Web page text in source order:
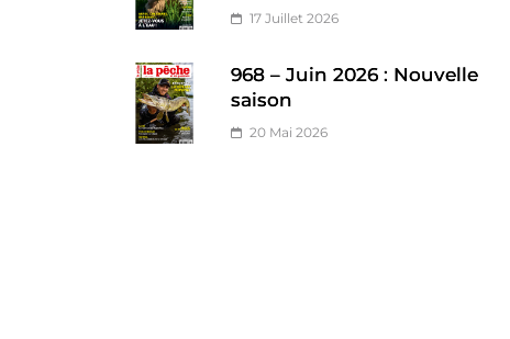
17 Juillet 2026
968 – Juin 2026 : Nouvelle
saison
20 Mai 2026